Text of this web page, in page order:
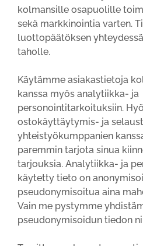
kolmansille osapuolille
sekä markkinointia varten.
luottopäätöksen
taholle.
Käytämme asiakastietoja
kanssa myös analytiikka- ja
personointitarkoituksiin.
ostokäyttäytymis- ja
yhteistyökumppanien
paremmin tarjota sinua
tarjouksia. Analytiikka- ja
käytetty tieto on
pseudonymisoitua aina
Vain me pystymme
pseudonymisoidun tiedon